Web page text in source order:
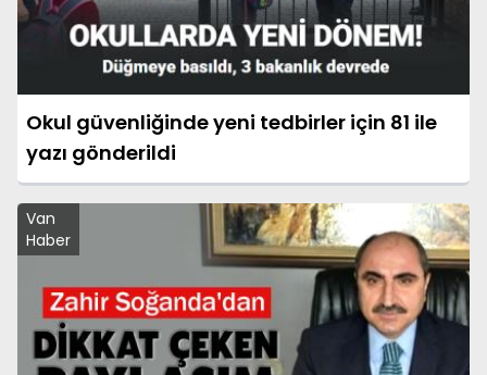
Okul güvenliğinde yeni tedbirler için 81 ile
yazı gönderildi
Van
Haber